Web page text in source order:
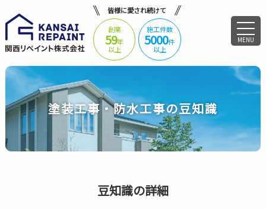
皆様に愛され続けて
創業
59年
以上
施工件数
5000件
以上
MENU
塗装工事・防水工事の豆知識
豆知識の詳細